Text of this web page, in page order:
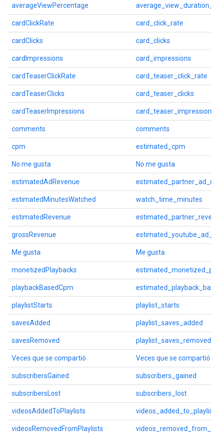
averageViewPercentage
cardClickRate card_click_rate
cardClicks card_clicks
cardImpressions card_impressions
cardTeaserClickRate card_teaser_click_rate
cardTeaserClicks card_teaser_clicks
cardTeaserImpressions card_teaser_impressions
comments comments
cpm estimated_cpm
No me gusta No me gusta
estimatedAdRevenue
estimatedMinutesWatched watch_time_minutes
estimatedRevenue
grossRevenue
Me gusta Me gusta
monetizedPlaybacks
playbackBasedCpm
playlistStarts playlist_starts
savesAdded playlist_saves_added
savesRemoved playlist_saves_removed
Veces que se compartió Veces que se compartió
subscribersGained subscribers_gained
subscribersLost subscribers_lost
videosAddedToPlaylists videos_added_to_playlists
videosRemovedFromPlaylists